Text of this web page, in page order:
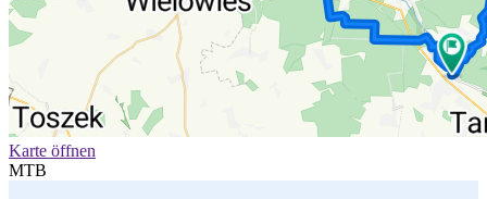
Karte öffnen
MTB